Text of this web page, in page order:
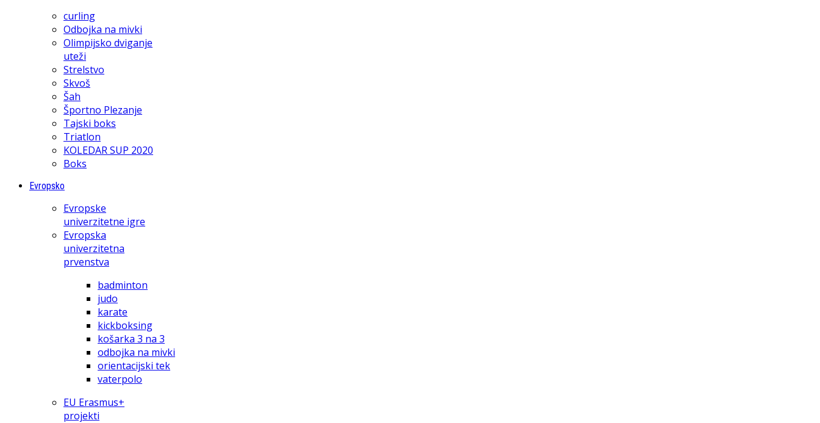
curling
Odbojka na mivki
Olimpijsko dviganje
uteži
Strelstvo
Skvoš
Šah
Športno Plezanje
Tajski boks
Triatlon
KOLEDAR SUP 2020
Boks
Evropsko
Evropske
univerzitetne igre
Evropska
univerzitetna
prvenstva
badminton
judo
karate
kickboksing
košarka 3 na 3
odbojka na mivki
orientacijski tek
vaterpolo
EU Erasmus+
projekti